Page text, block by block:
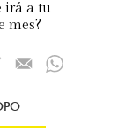
irá a tu
mes?